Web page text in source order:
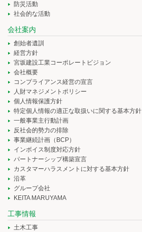
防災活動
社会的な活動
会社案内
創始者遺訓
経営方針
宮坂建設工業コーポレートビジョン
会社概要
コンプライアンス経営の宣言
人財マネジメントポリシー
個人情報保護方針
特定個人情報の適正な取扱いに関する基本方針
一般事業主行動計画
反社会的勢力の排除
事業継続計画（BCP）
インボイス制度対応方針
パートナーシップ構築宣言
カスタマーハラスメントに対する基本方針
沿革
グループ会社
KEITA MARUYAMA
工事情報
土木工事